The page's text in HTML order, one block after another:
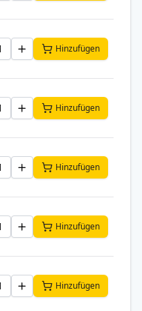
Hinzufügen
Hinzufügen
Hinzufügen
Hinzufügen
Hinzufügen